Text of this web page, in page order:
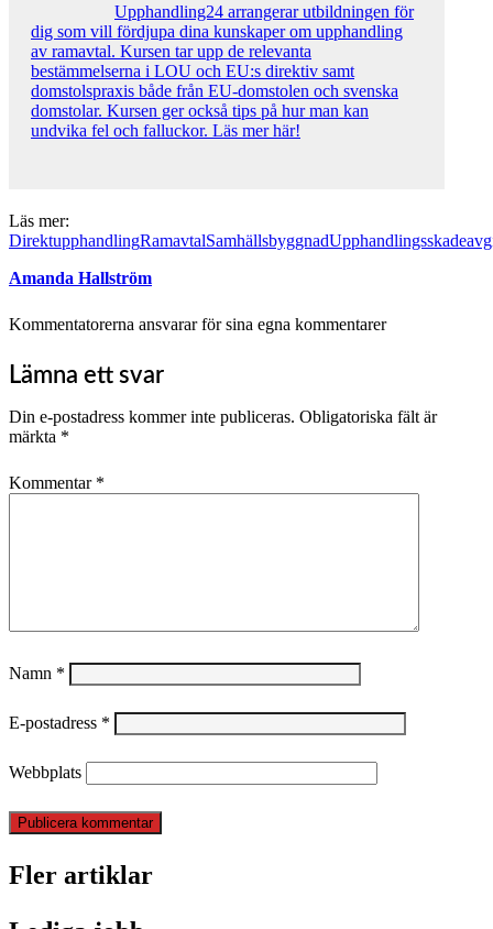
Upphandling24 arrangerar utbildningen för
dig som vill fördjupa dina kunskaper om upphandling
av ramavtal. Kursen tar upp de relevanta
bestämmelserna i LOU och EU:s direktiv samt
domstolspraxis både från EU-domstolen och svenska
domstolar. Kursen ger också tips på hur man kan
undvika fel och falluckor. Läs mer här!
Läs mer:
DirektupphandlingRamavtalSamhällsbyggnad
Amanda Hallström
Kommentatorerna ansvarar för sina egna kommentarer
Lämna ett svar
Din e-postadress kommer inte publiceras. Obligatoriska fält är
märkta *
Kommentar *
Namn *
E-postadress *
Webbplats
Fler artiklar